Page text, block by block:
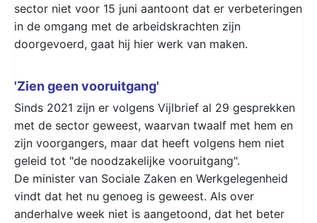
sector niet voor 15 juni aantoont dat er verbeteringen
in de omgang met de arbeidskrachten zijn
doorgevoerd, gaat hij hier werk van maken.
'Zien geen vooruitgang'
Sinds 2021 zijn er volgens Vijlbrief al 29 gesprekken
met de sector geweest, waarvan twaalf met hem en
zijn voorgangers, maar dat heeft volgens hem niet
geleid tot "de noodzakelijke vooruitgang".
De minister van Sociale Zaken en Werkgelegenheid
vindt dat het nu genoeg is geweest. Als over
anderhalve week niet is aangetoond, dat het beter